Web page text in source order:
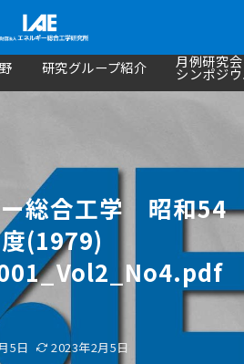
研究グループ紹介 月例研究
シンポジ
総合工学 昭和54
(1979)
5日 2023年2月5日